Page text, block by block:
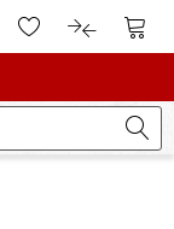
Naar deNaar de